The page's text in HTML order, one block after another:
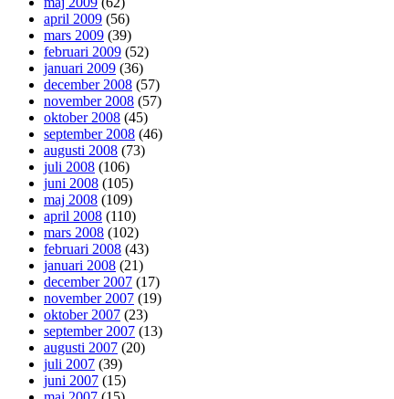
april 2009 (56)
mars 2009 (39)
februari 2009 (52)
januari 2009 (36)
december 2008 (57)
november 2008 (57)
oktober 2008 (45)
september 2008 (46)
augusti 2008 (73)
juli 2008 (106)
juni 2008 (105)
maj 2008 (109)
april 2008 (110)
mars 2008 (102)
februari 2008 (43)
januari 2008 (21)
december 2007 (17)
november 2007 (19)
oktober 2007 (23)
september 2007 (13)
augusti 2007 (20)
juli 2007 (39)
juni 2007 (15)